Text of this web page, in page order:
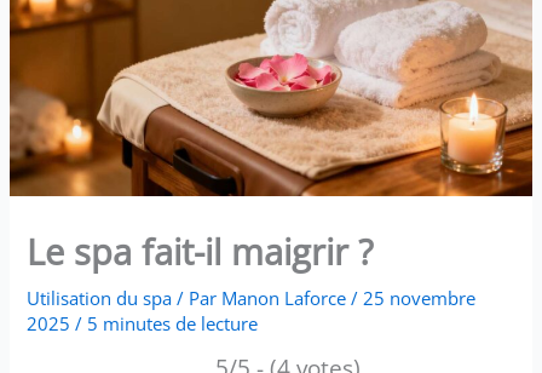
Le spa fait-il maigrir ?
Utilisation du spa / Par Manon Laforce/ 25 novembre
2025/ 5 minutes de lecture